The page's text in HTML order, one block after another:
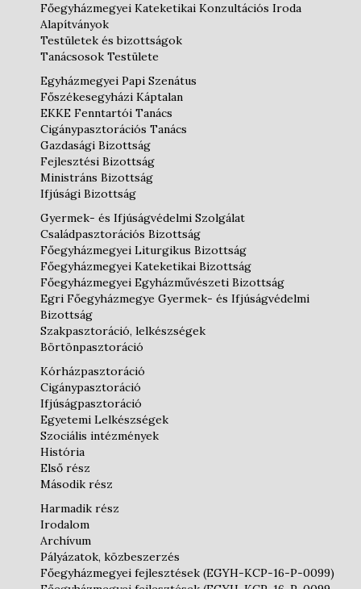
Főegyházmegyei Kateketikai Konzultációs Iroda
Alapítványok
Testületek és bizottságok
Tanácsosok Testülete
Egyházmegyei Papi Szenátus
Főszékesegyházi Káptalan
EKKE Fenntartói Tanács
Cigánypasztorációs Tanács
Gazdasági Bizottság
Fejlesztési Bizottság
Ministráns Bizottság
Ifjúsági Bizottság
Gyermek- és Ifjúságvédelmi Szolgálat
Családpasztorációs Bizottság
Főegyházmegyei Liturgikus Bizottság
Főegyházmegyei Kateketikai Bizottság
Főegyházmegyei Egyházművészeti Bizottság
Egri Főegyházmegye Gyermek- és Ifjúságvédelmi
Bizottság
Szakpasztoráció, lelkészségek
Börtönpasztoráció
Kórházpasztoráció
Cigánypasztoráció
Ifjúságpasztoráció
Egyetemi Lelkészségek
Szociális intézmények
História
Első rész
Második rész
Harmadik rész
Irodalom
Archívum
Pályázatok, közbeszerzés
Főegyházmegyei fejlesztések (EGYH-KCP-16-P-0099)